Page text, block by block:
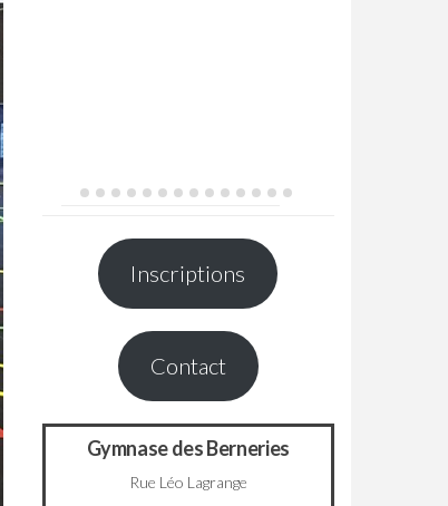
Inscriptions
Contact
Gymnase des Berneries
Rue Léo Lagrange